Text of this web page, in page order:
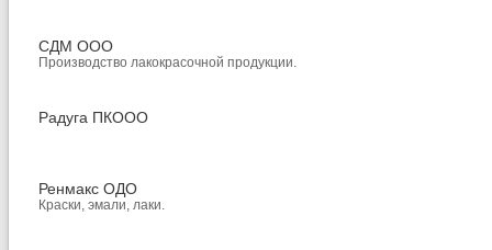
СДМ ООО
Производство лакокрасочной продукции.
Радуга ПКООО
Ренмакс ОДО
Краски, эмали, лаки.